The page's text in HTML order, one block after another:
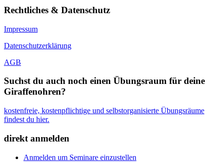
Rechtliches & Datenschutz
Impressum
Datenschutzerklärung
AGB
Suchst du auch noch einen Übungsraum für deine
Giraffenohren?
kostenfreie, kostenpflichtige und selbstorganisierte Übungsräume
findest du hier.
direkt anmelden
Anmelden um Seminare einzustellen